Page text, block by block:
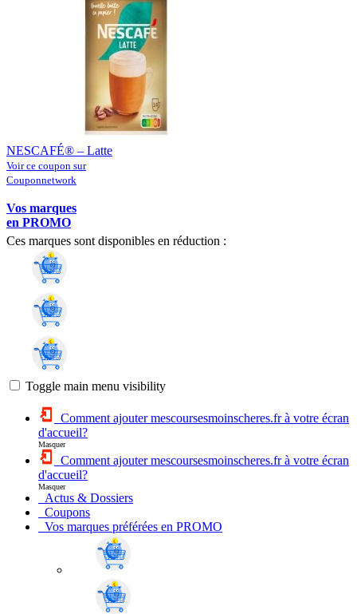
NESCAFÉ® – Latte
Voir ce coupon sur
Couponnetwork
Vos marques
en PROMO
Ces marques sont disponibles en réduction :
Toggle main menu visibility
Comment ajouter mescoursesmoinscheres.fr à votre écran
d'accueil?
Masquer
Comment ajouter mescoursesmoinscheres.fr à votre écran
d'accueil?
Masquer
Actus & Dossiers
Coupons
Vos marques préférées en PROMO